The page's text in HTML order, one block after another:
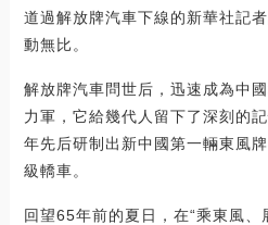
道過解放牌汽車下線的新華社記
動無比。
解放牌汽車問世后，迅速成為中
力軍，它給幾代人留下了深刻的
年先后研制出新中國第一輛東風
級轎車。
回望65年前的夏日，在“乘東風